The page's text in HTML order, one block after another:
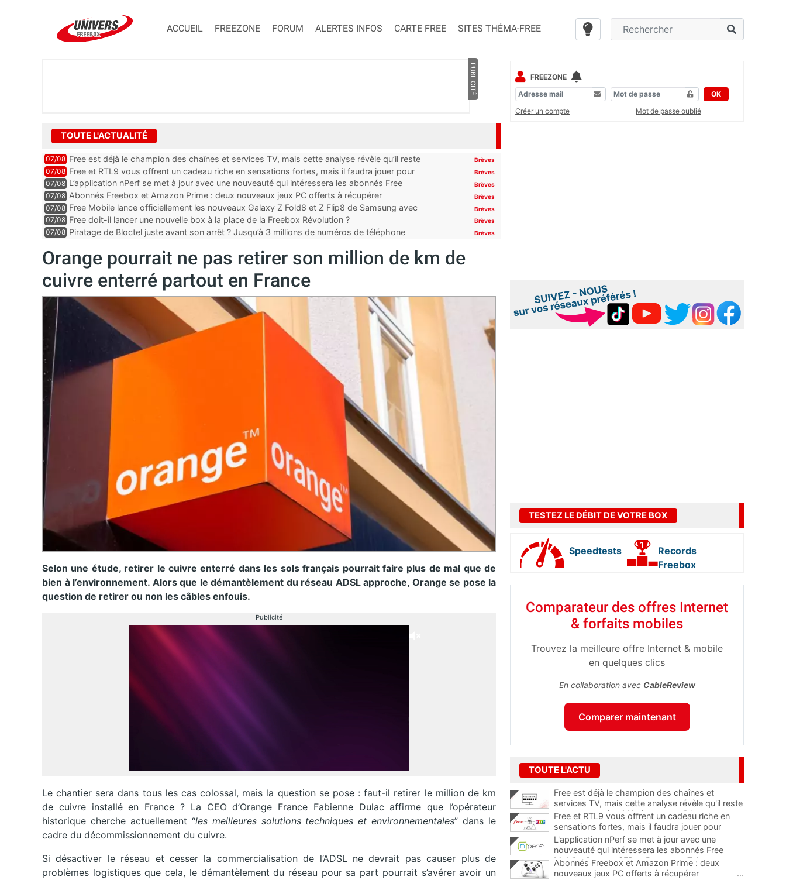
ACCUEIL FREEZONE FORUM ALERTES INFOS CARTE FREE SITES THÉMA-FREE
PUBLICITÉ
TOUTE L'ACTUALITÉ
07/08 Free est déjà le champion des chaînes et services TV, mais cette analyse révèle qu’il reste
encore au moin...
Brèves
07/08 Free et RTL9 vous offrent un cadeau riche en sensations fortes, mais il faudra jouer pour
l’obtenir
Brèves
07/08 L’application nPerf se met à jour avec une nouveauté qui intéressera les abonnés Free
Mobile, Orange, SFR ...
Brèves
07/08 Abonnés Freebox et Amazon Prime : deux nouveaux jeux PC offerts à récupérer Brèves
07/08 Free Mobile lance officiellement les nouveaux Galaxy Z Fold8 et Z Flip8 de Samsung avec
des promos et des cadeaux
Brèves
07/08 Free doit-il lancer une nouvelle box à la place de la Freebox Révolution ? Brèves
07/08 Piratage de Bloctel juste avant son arrêt ? Jusqu’à 3 millions de numéros de téléphone
Brèves
Orange pourrait ne pas retirer son million de km de
cuivre enterré partout en France
Selon une étude, retirer le cuivre enterré dans les sols français pourrait faire plus de mal que de
bien à l’environnement. Alors que le démantèlement du réseau ADSL approche, Orange se pose la
question de retirer ou non les câbles enfouis.
Publicité
Le chantier sera dans tous les cas colossal, mais la question se pose : faut-il retirer le million de km
de cuivre installé en France ? La CEO d’Orange France Fabienne Dulac affirme que l’opérateur
historique cherche actuellement “les meilleures solutions techniques et environnementales” dans le
cadre du décommissionnement du cuivre.
Si désactiver le réseau et cesser la commercialisation de l’ADSL ne devrait pas causer plus de
problèmes logistiques que cela, le démantèlement du réseau pour sa part pourrait s’avérer avoir un
FREEZONE
OK
Créer un compte
Mot de passe oublié
TESTEZ LE DÉBIT DE VOTRE BOX
Speedtests
Records
Freebox
Comparateur des offres Internet
& forfaits mobiles
Trouvez la meilleure offre Internet & mobile
en quelques clics
En collaboration avec CableReview
Comparer maintenant
TOUTE L'ACTU
Free est déjà le champion des chaînes et
services TV, mais cette analyse révèle qu'il reste
encore au moins 141 ajouts possibles
Free et RTL9 vous offrent un cadeau riche en
sensations fortes, mais il faudra jouer pour
l'obtenir
L'application nPerf se met à jour avec une
nouveauté qui intéressera les abonnés Free
Mobile, Orange, SFR et Bouygues Telecom
Abonnés Freebox et Amazon Prime : deux
nouveaux jeux PC offerts à récupérer
...